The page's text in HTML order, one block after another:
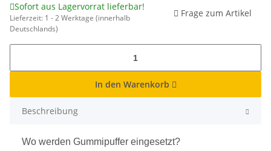
Sofort aus Lagervorrat lieferbar!
Lieferzeit: 1 - 2 Werktage (innerhalb
Deutschlands)
Frage zum Artikel
In den Warenkorb
Beschreibung
Wo werden Gummipuffer eingesetzt?